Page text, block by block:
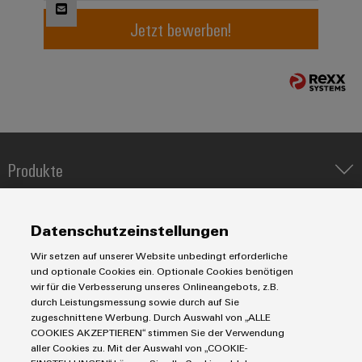
Digital
Engineering
auf einem
neuen Niveau
‒ intuitiv,
unkompliziert,
schnell
Jetzt bewerben!
Produkte
Koppelrelais
Leiterplattensteckverbinder und Leiterplattenklemmen
Markierungssysteme
Reihenklemmen
Stromversorgungen
Industrial IoT
Industrial Security
Single Pair Ethernet
Smart Metering
SNAP IN Anschlusstechnologie
Service
Connectivity Consulting
eShop / Digitale Bestellmöglichkeiten
Engineering-Daten
Industrien
Datencenter
Datenschutzeinstellungen
Wir setzen auf unserer Website unbedingt erforderliche
und optionale Cookies ein. Optionale Cookies benötigen
wir für die Verbesserung unseres Onlineangebots, z.B.
durch Leistungsmessung sowie durch auf Sie
zugeschnittene Werbung. Durch Auswahl von „ALLE
COOKIES AKZEPTIEREN“ stimmen Sie der Verwendung
aller Cookies zu. Mit der Auswahl von „COOKIE-